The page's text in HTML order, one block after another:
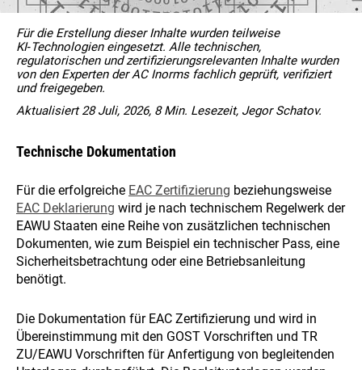
Für die Erstellung dieser Inhalte wurden teilweise
KI‑Technologien eingesetzt. Alle technischen,
regulatorischen und zertifizierungsrelevanten Inhalte wurden
von den Experten der AC Inorms fachlich geprüft, verifiziert
und freigegeben.
Aktualisiert 28 Juli, 2026, 8 Min. Lesezeit, Jegor Schatov.
Technische Dokumentation
Für die erfolgreiche EAC Zertifizierung beziehungsweise
EAC Deklarierung wird je nach technischem Regelwerk der
EAWU Staaten eine Reihe von zusätzlichen technischen
Dokumenten, wie zum Beispiel ein technischer Pass, eine
Sicherheitsbetrachtung oder eine Betriebsanleitung
benötigt.
Die Dokumentation für EAC Zertifizierung und wird in
Übereinstimmung mit den GOST Vorschriften und TR
ZU/EAWU Vorschriften für Anfertigung von begleitenden